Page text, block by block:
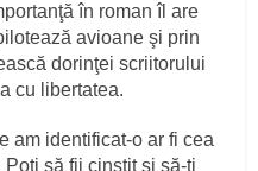
în roman îl are
avioane şi prin
dorinţei scriitorului
cu libertatea.
am identificat-o ar fi cea
să fii cinstit şi să-ţi